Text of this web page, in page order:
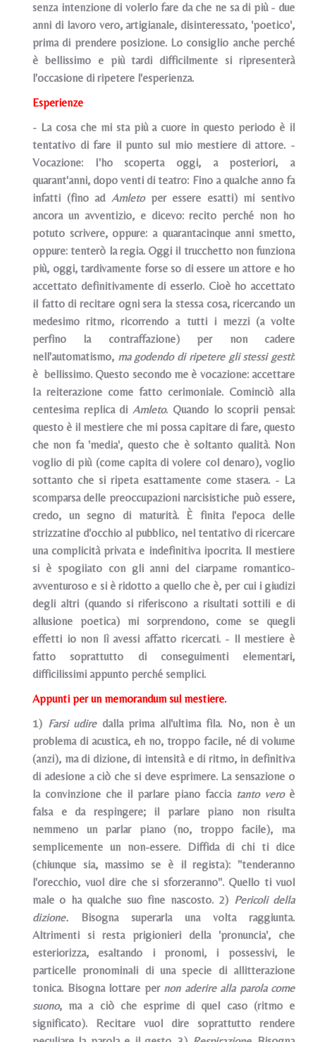
senza intenzione di volerlo fare da che ne sa di più - due
anni di lavoro vero, artigianale, disinteressato, 'poetico',
prima di prendere posizione. Lo consiglio anche perché
è bellissimo e più tardi difficilmente si ripresenterà
l'occasione di ripetere l'esperienza.
Esperienze
- La cosa che mi sta più a cuore in questo periodo è il
tentativo di fare il punto sul mio mestiere di attore. -
Vocazione: I'ho scoperta oggi, a posteriori, a
quarant'anni, dopo venti di teatro: Fino a qualche anno fa
infatti (fino ad Amletoper essere esatti) mi sentivo
ancora un avventizio, e dicevo: recito perché non ho
potuto scrivere, oppure: a quarantacinque anni smetto,
oppure: tenterò la regia. Oggi il trucchetto non funziona
più, oggi, tardivamente forse so di essere un attore e ho
accettato definitivamente di esserlo. Cioè ho accettato
il fatto di recitare ogni sera la stessa cosa, ricercando un
medesimo ritmo, ricorrendo a tutti i mezzi (a volte
perfino la contraffazione) per non cadere
nell'automatismo, ma godendo di ripetere gli stessi gesti:
è bellissimo. Questo secondo me è vocazione: accettare
Ia reiterazione come fatto cerimoniale. Cominciò alla
centesima replica diAmleto. Quando lo scoprii pensai:
questo è il mestiere che mi possa capitare di fare, questo
che non fa 'media', questo che è soltanto qualità. Non
voglio di più (come capita di volere col denaro), voglio
sottanto che si ripeta esattamente come stasera. - La
scomparsa delle preoccupazioni narcisistiche può essere,
credo, un segno di maturità. È finita l'epoca delle
strizzatine d'occhio al pubblico, nel tentativo di ricercare
una complicità privata e indefinitiva ipocrita. ll mestiere
si è spogiiato con gli anni del ciarpame romantico-
avventuroso e si è ridotto a quello che è, per cui i giudizi
degli altri (quando si riferiscono a risultati sottili e di
allusione poetica) mi sorprendono, come se quegli
effetti io non lì avessi affatto ricercati. - ll mestiere è
fatto soprattutto di conseguimenti elementari,
difficilissimi appunto perché semplici.
Appunti per un memorandum sul mestiere.
1) Farsi udiredalla prima all'ultima fila. No, non è un
problema di acustica, eh no, troppo facile, né di volume
(anzi), ma di dizione, di intensità e di ritmo, in definitiva
di adesione a ciò che si deve esprimere. La sensazione o
la convinzione che il parlare piano faccia tanto veroè
falsa e da respingere; il parlare piano non risulta
nemmeno un parlar piano (no, troppo facile), ma
semplicemente un non-essere. Diffida di chi ti dice
(chiunque sia, massimo se è il regista): "tenderanno
l'orecchio, vuol dire che si sforzeranno". Quello ti vuol
male o ha qualche suo fine nascosto. 2) Pericoli della
dizione. Bisogna superarla una volta raggiunta.
Altrimenti si resta prigionieri della 'pronuncia', che
esteriorizza, esaltando i pronomi, i possessivi, le
particelle pronominali di una specie di allitterazione
tonica. Bisogna lottare per non aderire alla parola come
suono, ma a ciò che esprime di quel caso (ritmo e
significato). Recitare vuol dire soprattutto rendere